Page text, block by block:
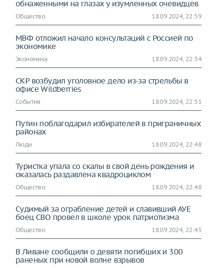
обнаженными на глазах у изумленных очевидцев
Общество 18.09.2024, 22:59
МВФ отложил начало консультаций с Россией по
экономике
Экономика 18.09.2024, 22:54
СКР возбудил уголовное дело из-за стрельбы в
офисе Wildberries
События 18.09.2024, 22:51
Путин поблагодарил избирателей в приграничных
районах
Люди 18.09.2024, 22:48
Туристка упала со скалы в свой день рождения и
оказалась раздавлена квадроциклом
Общество 18.09.2024, 22:48
Судимый за ограбление детей и славивший АУЕ
боец СВО провел в школе урок патриотизма
Общество 18.09.2024, 22:45
В Ливане сообщили о девяти погибших и 300
раненых при новой волне взрывов